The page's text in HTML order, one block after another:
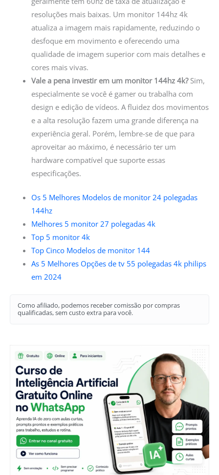
resoluções mais baixas. Um monitor 144hz 4k
atualiza a imagem mais rapidamente, reduzindo o
desfoque em movimento e oferecendo uma
qualidade de imagem superior com mais detalhes e
cores mais vivas.
Vale a pena investir em um monitor 144hz 4k?Sim,
especialmente se você é gamer ou trabalha com
design e edição de vídeos. A fluidez dos movimentos
e a alta resolução fazem uma grande diferença na
experiência geral. Porém, lembre-se de que para
aproveitar ao máximo, é necessário ter um
hardware compatível que suporte essas
especificações.
Os 5 Melhores Modelos de monitor 24 polegadas
144hz
Melhores 5 monitor 27 polegadas 4k
Top 5 monitor 4k
Top Cinco Modelos de monitor 144
As 5 Melhores Opções de tv 55 polegadas 4k philips
em 2024
Como afiliado, podemos receber comissão por compras
qualificadas, sem custo extra para você.